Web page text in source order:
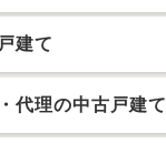
建て
代理の中古戸建て